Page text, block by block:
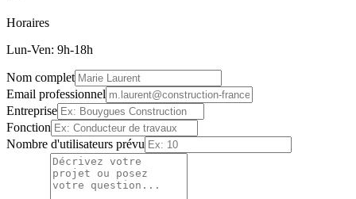
Horaires
Lun-Ven: 9h-18h
Nom complet
Email professionnel
Entreprise
Fonction
Nombre d'utilisateurs prévu